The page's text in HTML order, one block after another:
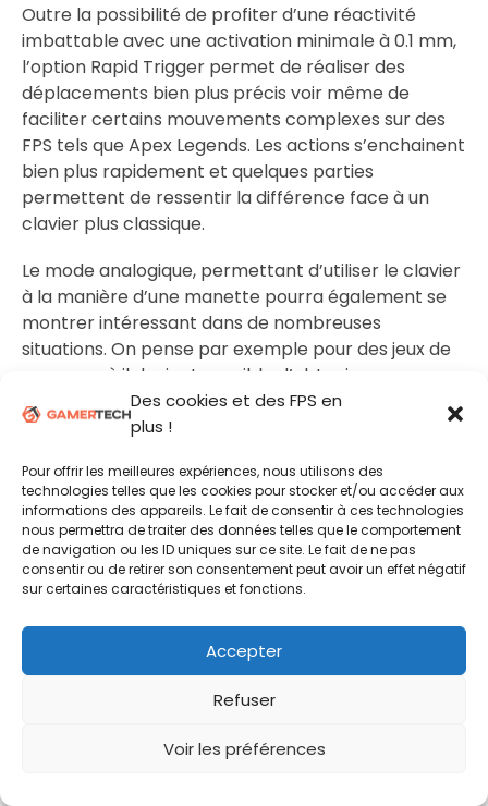
Des cookies et des FPS en
plus !
Pour offrir les meilleures expériences, nous utilisons des
technologies telles que les cookies pour stocker et/ou accéder aux
informations des appareils. Le fait de consentir à ces technologies
nous permettra de traiter des données telles que le comportement
de navigation ou les ID uniques sur ce site. Le fait de ne pas
consentir ou de retirer son consentement peut avoir un effet négatif
sur certaines caractéristiques et fonctions.
Accepter
Refuser
Voir les préférences
Outre la possibilité de profiter d’une réactivité
imbattable avec une activation minimale à 0.1 mm,
l’option Rapid Trigger permet de réaliser des
déplacements bien plus précis voir même de
faciliter certains mouvements complexes sur des
FPS tels que Apex Legends. Les actions s’enchainent
bien plus rapidement et quelques parties
permettent de ressentir la différence face à un
clavier plus classique.
Le mode analogique, permettant d’utiliser le clavier
à la manière d’une manette pourra également se
montrer intéressant dans de nombreuses
situations. On pense par exemple pour des jeux de
courses, où il devient possible d’obtenir une
meilleure précision au niveau des gaz, du freinage
ou encore de ses trajectoires.
manette pour tous les joueurs, mais quand on voir